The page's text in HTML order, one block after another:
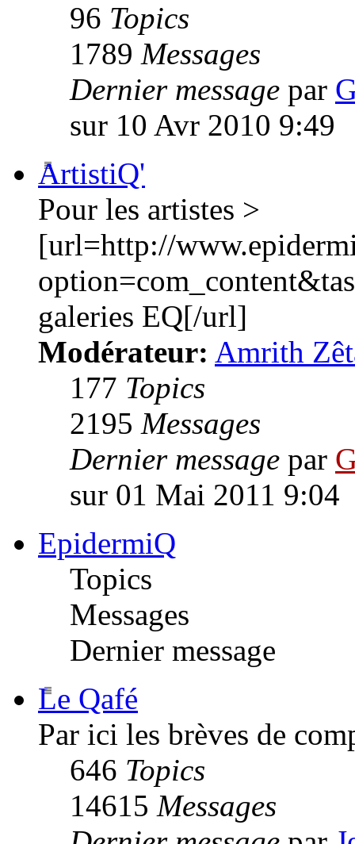
96 Topics
1789 Messages
Dernier message par
sur 10 Avr 2010 9:49
ArtistiQ'
Pour les artistes >
[url=http://
galeries EQ[/url]
Modérateur: Amrith
177 Topics
2195 Messages
Dernier message par
sur 01 Mai 2011 9:04
EpidermiQ
Topics
Messages
Dernier message
Le Qafé
Par ici les brèves de
646 Topics
14615 Messages